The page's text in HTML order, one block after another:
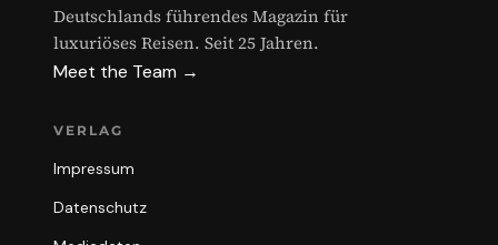
Deutschlands führendes Magazin für
luxuriöses Reisen. Seit 25 Jahren.
Meet the Team →
VERLAG
Impressum
Datenschutz